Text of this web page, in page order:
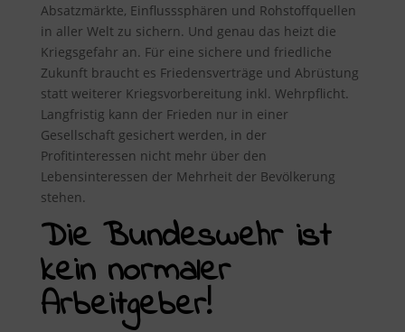
Absatzmärkte, Einflusssphären und Rohstoffquellen
in aller Welt zu sichern. Und genau das heizt die
Kriegsgefahr an. Für eine sichere und friedliche
Zukunft braucht es Friedensverträge und Abrüstung
statt weiterer Kriegsvorbereitung inkl. Wehrpflicht.
Langfristig kann der Frieden nur in einer
Gesellschaft gesichert werden, in der
Profitinteressen nicht mehr über den
Lebensinteressen der Mehrheit der Bevölkerung
stehen.
Die Bundeswehr ist
kein normaler
Arbeitgeber!